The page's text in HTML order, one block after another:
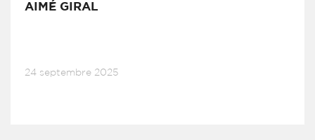
AIMÉ GIRAL
24 septembre 2025